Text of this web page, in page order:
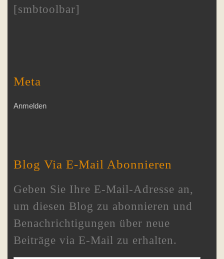
[smbtoolbar]
Meta
Anmelden
Blog Via E-Mail Abonnieren
Geben Sie Ihre E-Mail-Adresse an,
um diesen Blog zu abonnieren und
Benachrichtigungen über neue
Beiträge via E-Mail zu erhalten.